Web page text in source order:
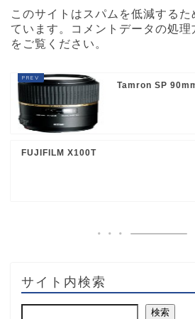
このサイトはスパムを低減する
ています。
コメントデータの処
をご覧ください 。
Tamron SP
FUJIFILM X100T
サイト内検索
検索